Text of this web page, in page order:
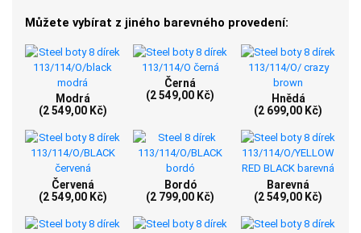
Můžete vybírat z jiného barevného provedení:
Modrá
(2 549,00 Kč)
Černá
(2 549,00 Kč)
Hnědá
(2 699,00 Kč)
Červená
(2 549,00 Kč)
Bordó
(2 799,00 Kč)
Barevná
(2 549,00 Kč)